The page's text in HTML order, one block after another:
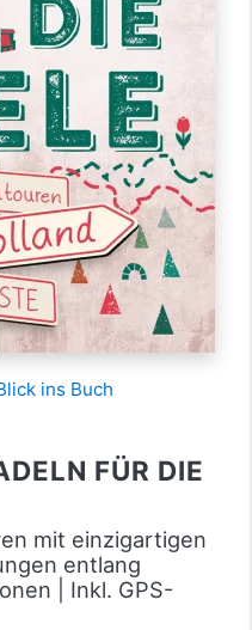
ins Buch
FÜR DIE
mit einzigartigen
entlang
| Inkl. GPS-